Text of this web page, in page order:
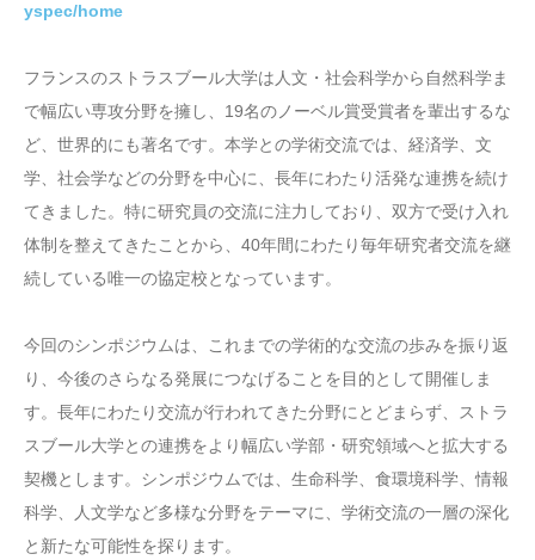
yspec/home
フランスのストラスブール大学は人文・社会科学から自然科学ま
で幅広い専攻分野を擁し、19名のノーベル賞受賞者を輩出するな
ど、世界的にも著名です。本学との学術交流では、経済学、文
学、社会学などの分野を中心に、長年にわたり活発な連携を続け
てきました。特に研究員の交流に注力しており、双方で受け入れ
体制を整えてきたことから、40年間にわたり毎年研究者交流を継
続している唯一の協定校となっています。
今回のシンポジウムは、これまでの学術的な交流の歩みを振り返
り、今後のさらなる発展につなげることを目的として開催しま
す。長年にわたり交流が行われてきた分野にとどまらず、ストラ
スブール大学との連携をより幅広い学部・研究領域へと拡大する
契機とします。シンポジウムでは、生命科学、食環境科学、情報
科学、人文学など多様な分野をテーマに、学術交流の一層の深化
と新たな可能性を探ります。